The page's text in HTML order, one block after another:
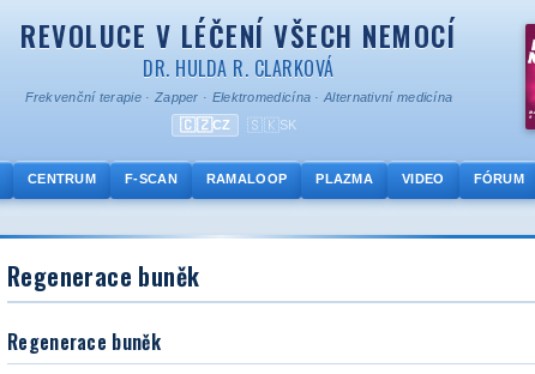
REVOLUCE V LÉČENÍ VŠECH NEMOCÍ
DR. HULDA R. CLARKOVÁ
Frekvenční terapie · Zapper · Elektromedicína ·Alternativní medicína
🇨🇿 CZ 🇸🇰SK
CENTRUM F-SCAN RAMALOOP PLAZMA VIDEO FÓRUM
Regenerace buněk
Regenerace buněk